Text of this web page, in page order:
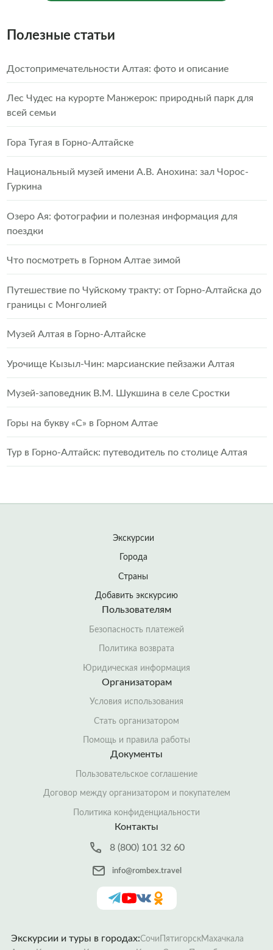
Полезные статьи
Достопримечательности Алтая: фото и описание
Лес Чудес на курорте Манжерок: природный парк для
всей семьи
Гора Тугая в Горно-Алтайске
Национальный музей имени А.В. Анохина: зал Чорос-
Гуркина
Озеро Ая: фотографии и полезная информация для
поездки
Что посмотреть в Горном Алтае зимой
Путешествие по Чуйскому тракту: от Горно-Алтайска до
границы с Монголией
Музей Алтая в Горно-Алтайске
Урочище Кызыл-Чин: марсианские пейзажи Алтая
Музей-заповедник В.М. Шукшина в селе Сростки
Горы на букву «С» в Горном Алтае
Тур в Горно-Алтайск: путеводитель по столице Алтая
Экскурсии
Города
Страны
Добавить экскурсию
Пользователям
Безопасность платежей
Политика возврата
Юридическая информация
Организаторам
Условия использования
Стать организатором
Помощь и правила работы
Документы
Пользовательское соглашение
Договор между организатором и покупателем
Политика конфиденциальности
Контакты
8 (800) 101 32 60
info@rombex.travel
Экскурсии и туры в городах:Сочи ПятигорскМахачкала